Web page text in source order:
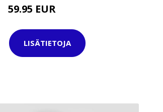
59.95 EUR
LISÄTIETOJA